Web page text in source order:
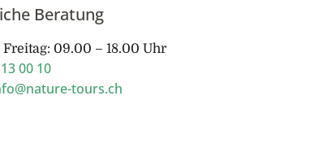
Beratung
Freitag: 09.00 – 18.00 Uhr
00 10
tours.ch